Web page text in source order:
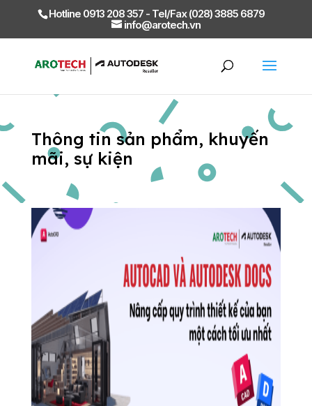
Hotline 0913 208 357 - Tel/Fax (028) 3885 6879
info@arotech.vn
Thông tin sản phẩm, khuyến
mãi, sự kiện